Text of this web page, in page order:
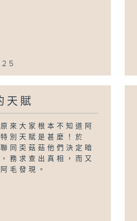
天賦
來大家根本不知道阿
別天賦是甚麼！於
同奀菇菇他們決定暗
務求查出真相，而又
毛發現。